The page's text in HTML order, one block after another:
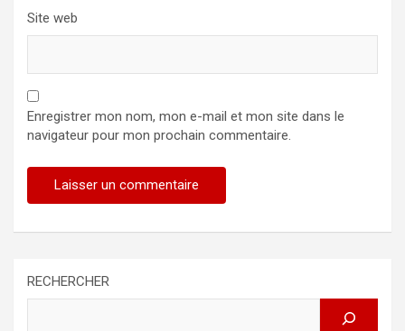
Site web
Enregistrer mon nom, mon e-mail et mon site dans le
navigateur pour mon prochain commentaire.
RECHERCHER